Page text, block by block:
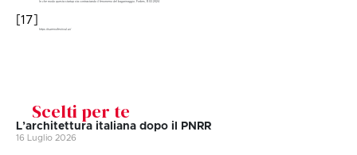
In che modo questa startup sta contrastando il fenomeno del bagarinaggio , Forbes, 8.03.2024
[17]
https://saremofestival.ai/
Scelti per te
L’architettura italiana dopo il PNRR
16 Luglio 2026